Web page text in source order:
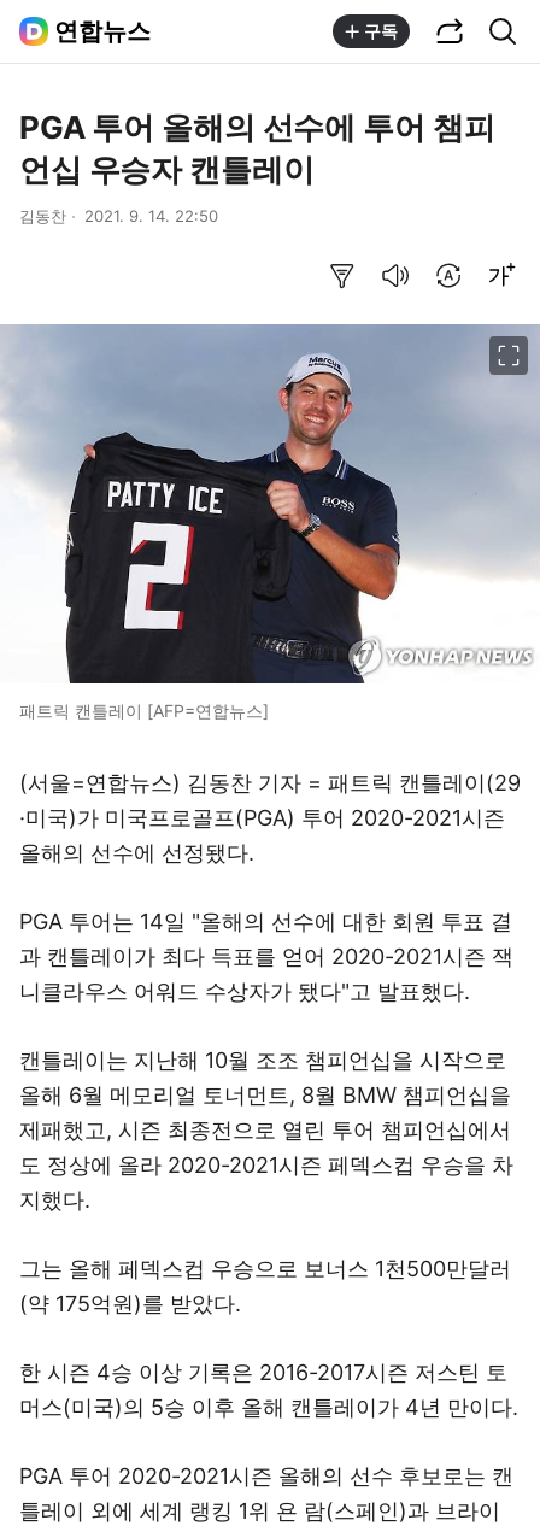
연합뉴스 구독
PGA 투어 올해의 선수에 투어 챔피
언십 우승자 캔틀레이
김동찬 2021. 9. 14. 22:50
패트릭 캔틀레이 [AFP=연합뉴스]
(서울=연합뉴스) 김동찬 기자 = 패트릭 캔틀레이(29
·미국)가 미국프로골프(PGA) 투어 2020-2021시즌
올해의 선수에 선정됐다.
PGA 투어는 14일 "올해의 선수에 대한 회원 투표 결
과 캔틀레이가 최다 득표를 얻어 2020-2021시즌 잭
니클라우스 어워드 수상자가 됐다"고 발표했다.
캔틀레이는 지난해 10월 조조 챔피언십을 시작으로
올해 6월 메모리얼 토너먼트, 8월 BMW 챔피언십을
제패했고, 시즌 최종전으로 열린 투어 챔피언십에서
도 정상에 올라 2020-2021시즌 페덱스컵 우승을 차
지했다.
그는 올해 페덱스컵 우승으로 보너스 1천500만달러
(약 175억원)를 받았다.
한 시즌 4승 이상 기록은 2016-2017시즌 저스틴 토
머스(미국)의 5승 이후 올해 캔틀레이가 4년 만이다.
PGA 투어 2020-2021시즌 올해의 선수 후보로는 캔
틀레이 외에 세계 랭킹 1위 욘 람(스페인)과 브라이